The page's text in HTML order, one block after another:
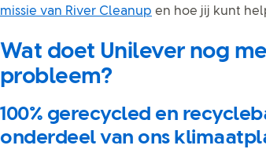
missie van River Cleanup en hoe jij kunt
Wat doet Unilever nog
probleem?
100% gerecycled en
onderdeel van ons